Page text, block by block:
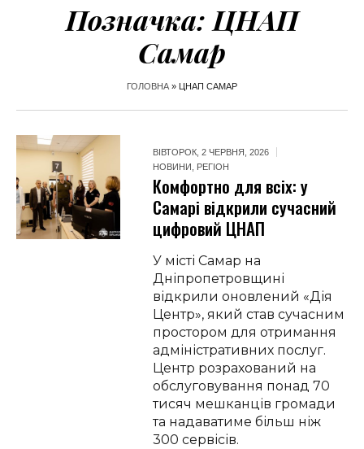
Позначка: ЦНАП
Самар
ГОЛОВНА » ЦНАП САМАР
ВІВТОРОК, 2 ЧЕРВНЯ, 2026
НОВИНИ
РЕГІОН
Комфортно для всіх: у
Самарі відкрили сучасний
цифровий ЦНАП
У місті Самар на
Дніпропетровщині
відкрили оновлений «Дія
Центр», який став сучасним
простором для отримання
адміністративних послуг.
Центр розрахований на
обслуговування понад 70
тисяч мешканців громади
та надаватиме більш ніж
300 сервісів.